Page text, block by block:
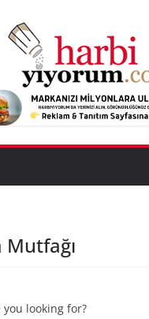
you looking for?